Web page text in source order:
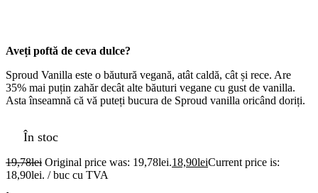
Aveți poftă de ceva dulce?
Sproud Vanilla este o băutură vegană, atât caldă, cât și rece. Are
35% mai puțin zahăr decât alte băuturi vegane cu gust de vanilla.
Asta înseamnă că vă puteți bucura de Sproud vanilla oricând doriți.
În stoc
19,78lei Original price was: 19,78lei.18,90leiCurrent price is:
18,90lei. / buc cu TVA